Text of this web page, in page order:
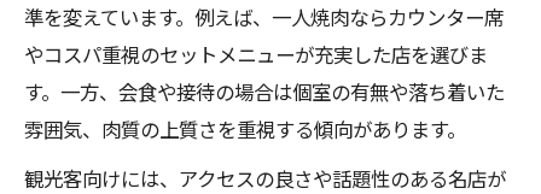
準を変えています。例えば、一人焼肉ならカウンター席
やコスパ重視のセットメニューが充実した店を選びま
す。一方、会食や接待の場合は個室の有無や落ち着いた
雰囲気、肉質の上質さを重視する傾向があります。
観光客向けには、アクセスの良さや話題性のある名店が